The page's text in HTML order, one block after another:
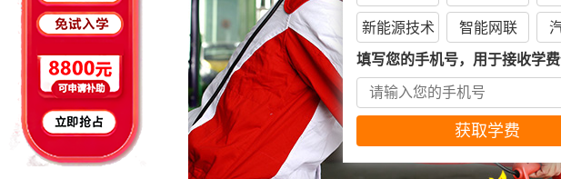
新能源技术 智能网联
填写您的手机号，用于接收学费